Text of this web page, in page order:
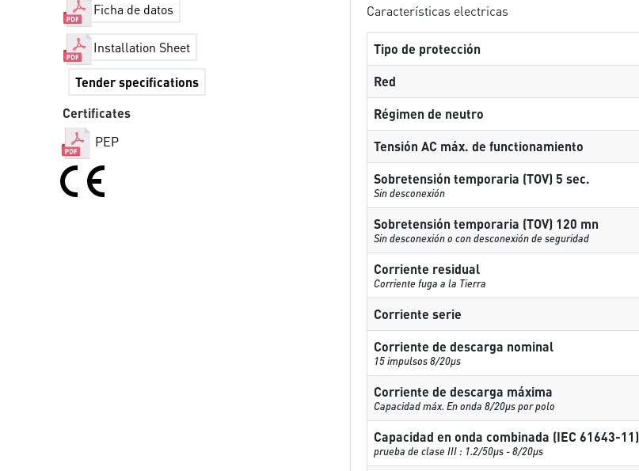
Ficha de datos
Installation Sheet
Tender specifications
Certificates
PEP
Características electricas
Tipo de protección
Red
Régimen de neutro
Tensión AC máx. de functionamiento
Sobretensión temporaria (TOV) 5 sec.
Sin desconexión
Sobretensión temporaria (TOV) 120 mn
Sin desconexión o con desconexión de seguridad
Corriente residual
Corriente fuga a la Tierra
Corriente serie
Corriente de descarga nominal
15 impulsos 8/20µs
Corriente de descarga máxima
Capacidad máx. En onda 8/20µs por polo
Capacidad en onda combinada (IEC 61643-11)
prueba de clase III : 1.2/50µs - 8/20µs